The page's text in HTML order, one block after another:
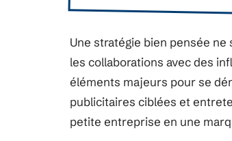
Une stratégie bien pensée
les collaborations avec des
éléments majeurs pour se
publicitaires ciblées et
petite entreprise en une